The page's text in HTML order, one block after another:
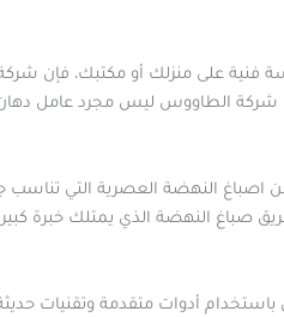
على منزلك أو مكتبك، فإن
في شركة الطاووس ليس مجرد عامل
النهضة العصرية التي تناسب
صباغ النهضة الذي يمتلك خبرة
أدوات متقدمة وتقنيات